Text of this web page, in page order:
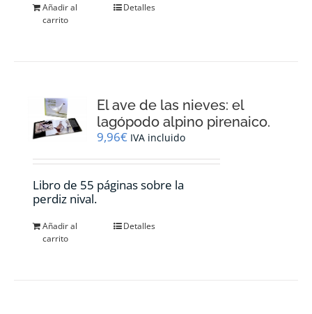
Añadir al
carrito
Detalles
El ave de las nieves: el
lagópodo alpino pirenaico.
9,96€ IVA incluido
Libro de 55 páginas sobre la
perdiz nival.
Añadir al
carrito
Detalles